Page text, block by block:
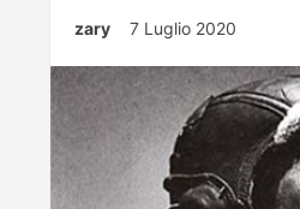
zary 7 Luglio 2020